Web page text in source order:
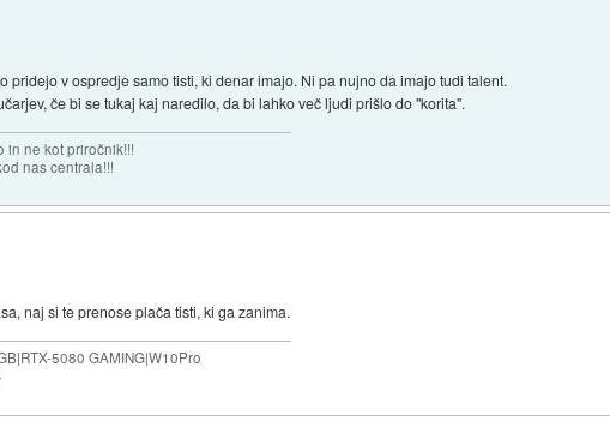
pridejo v ospredje samo tisti, ki denar imajo. Ni pa nujno da imajo tudi talent.
če bi se tukaj kaj naredilo, da bi lahko več ljudi prišlo do "korita".
in ne kot priročnik!!!
nas centrala!!!
naj si te prenose plača tisti, ki ga zanima.
5080 GAMING|W10Pro